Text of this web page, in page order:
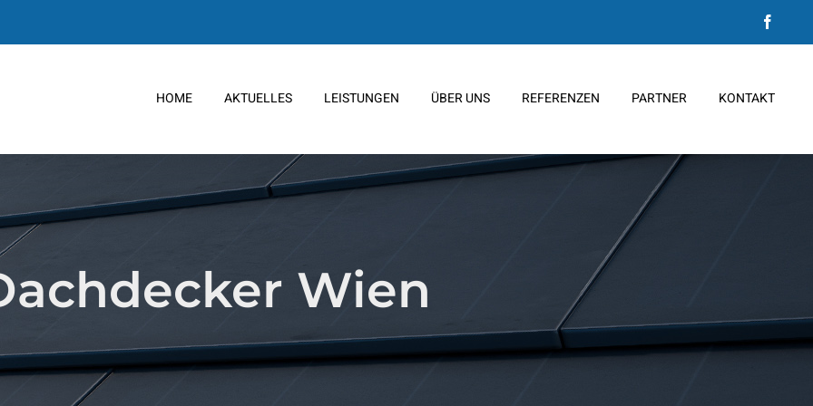
HOME AKTUELLES LEISTUNGEN ÜBER UNS REFERENZEN PARTNER KONTAKT
Wien